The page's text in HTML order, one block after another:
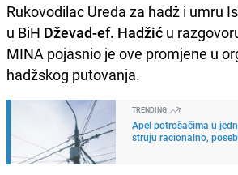
Rukovodilac Ureda za hadž i umru
u BiH Dževad-ef. Hadžić u
MINA pojasnio je ove promjene u
hadžskog putovanja.
TRENDING
Apel potrošačima u
struju racionalno,